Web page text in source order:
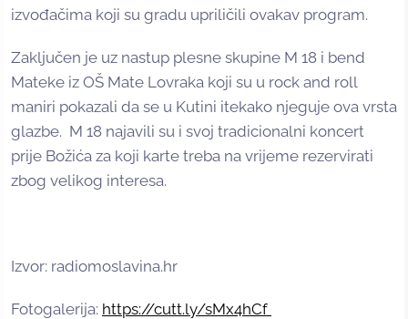
izvođačima koji su gradu upriličili ovakav program.
Zaključen je uz nastup plesne skupine M 18 i bend
Mateke iz OŠ Mate Lovraka koji su u rock and roll
maniri pokazali da se u Kutini itekako njeguje ova vrsta
glazbe. M 18 najavili su i svoj tradicionalni koncert
prije Božića za koji karte treba na vrijeme rezervirati
zbog velikog interesa.
Izvor: radiomoslavina.hr
Fotogalerija: https://cutt.ly/sMx4hCf